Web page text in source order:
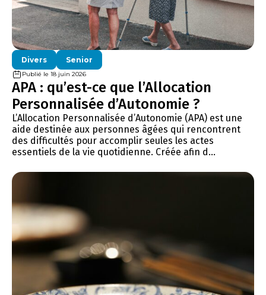
Divers Senior
Publié le 18 juin 2026
APA : qu’est-ce que l’Allocation
Personnalisée d’Autonomie ?
L’Allocation Personnalisée d’Autonomie (APA) est une
aide destinée aux personnes âgées qui rencontrent
des difficultés pour accomplir seules les actes
essentiels de la vie quotidienne. Créée afin d...